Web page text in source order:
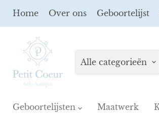
Home Over ons Geboortelijst
Alle categorieën
Geboortelijsten Maatwerk